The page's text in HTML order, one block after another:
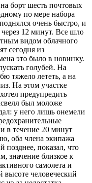
борт шесть почтовых
по мере набора
очень быстро, и
12 минут. Все шло
видом облачного
сегодня из
это было в новинку.
голубей. На
тяжело лететь, а на
На этом участке
предупредить
был моложе
у него лишь онемели
в течение 20 минут
оба члена экипажа
показал, что
значение близкое к
самолета и
высоте человеческий